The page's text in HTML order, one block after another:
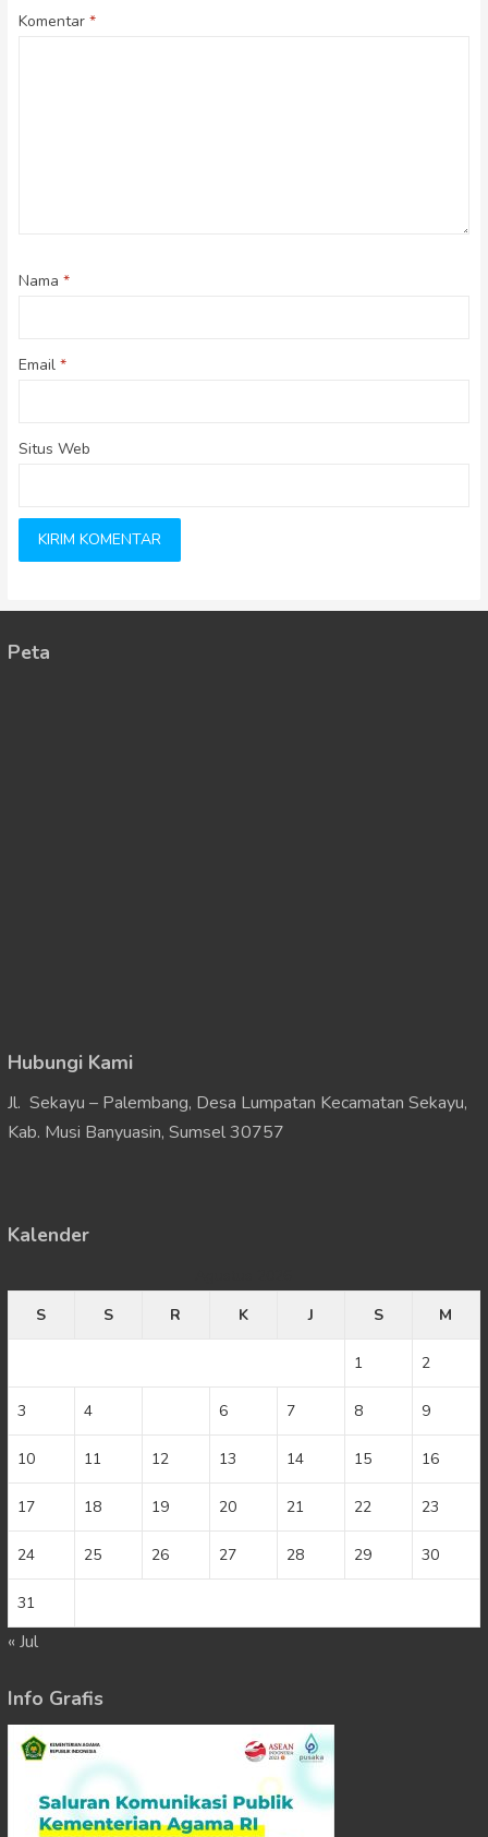
Komentar *
Nama *
Email *
Situs Web
Peta
Hubungi Kami
Jl. Sekayu – Palembang, Desa Lumpatan Kecamatan Sekayu,
Kab. Musi Banyuasin, Sumsel 30757
Kalender
S
S R K J S M
1 2
3 4 6 7 8 9
10 11 12 13 14 15 16
17 18 19 20 21 22 23
24 25 26 27 28 29 30
31
« Jul
Info Grafis